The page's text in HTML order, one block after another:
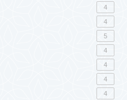
4
4
5
4
4
4
4